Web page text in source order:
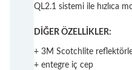
QL2.1 sistemi ile hızlıca
DİĞER ÖZELLİKLER:
+ 3M Scotchlite
+ entegre iç cep